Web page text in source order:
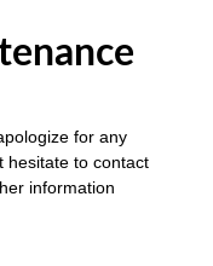
for any
hesitate to contact
information